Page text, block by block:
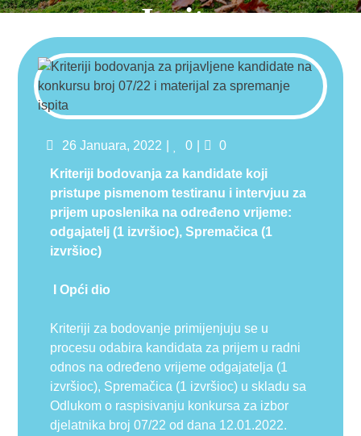
Ispita
Posted
26 Januara, 2022 Likes
0 Comments
0
Kriteriji bodovanja za kandidate koji
pristupe pismenom testiranu i intervjuu za
prijem uposlenika na određeno vrijeme:
odgajatelj (1 izvršioc), Spremačica (1
izvršioc)
Opći dio
Kriteriji za bodovanje primijenjuju se u
procesu odabira kandidata za prijem u radni
odnos na određeno vrijeme odgajatelja (1
izvršioc), Spremačica (1 izvršioc) u skladu sa
Odlukom o raspisivanju konkursa za izbor
djelatnika broj 07/22 od dana 12.01.2022.